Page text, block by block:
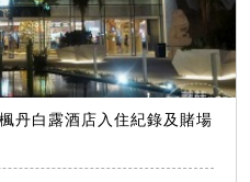
丹白露酒店入住紀錄及賭場